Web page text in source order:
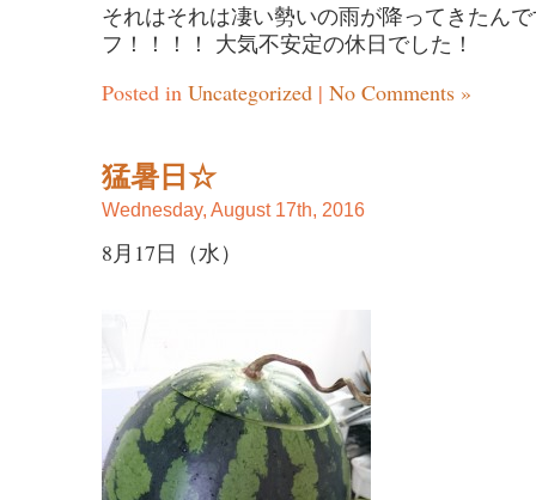
それはそれは凄い勢いの雨が降ってきたん
フ！！！！ 大気不安定の休日でした！
Posted in Uncategorized| No Comments »
猛暑日☆
Wednesday, August 17th, 2016
8月17日（水）